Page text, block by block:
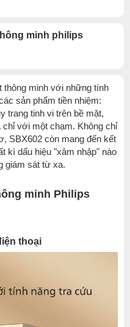
minh philips
thông minh với những tính
sản phẩm tiền nhiệm:
trang tinh vi trên bề mặt,
với một chạm. Không chỉ
SBX602 còn mang đến kết
kì dấu hiệu "xâm nhập" nào
giám sát từ xa.
minh Philips
thoại